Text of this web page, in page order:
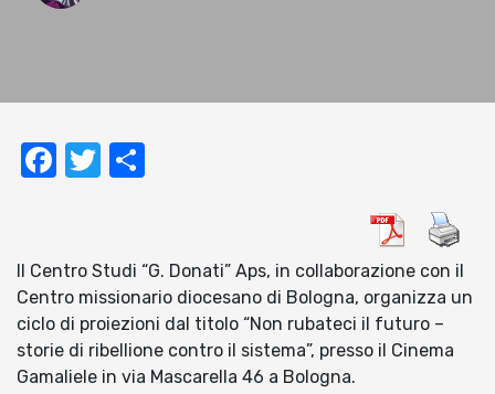
Facebook
Twitter
Il Centro Studi “G. Donati” Aps, in collaborazione con il
Centro missionario diocesano di Bologna, organizza un
ciclo di proiezioni dal titolo “Non rubateci il futuro –
storie di ribellione contro il sistema”, presso il Cinema
Gamaliele in via Mascarella 46 a Bologna.